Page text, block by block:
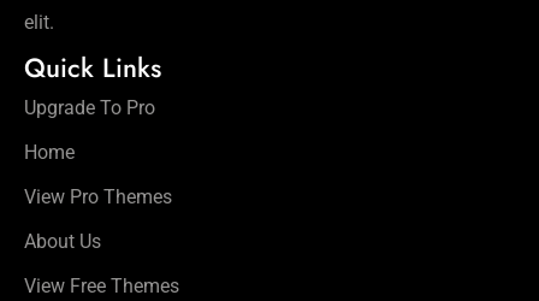
elit.
Quick Links
Upgrade To Pro
Home
View Pro Themes
About Us
View Free Themes